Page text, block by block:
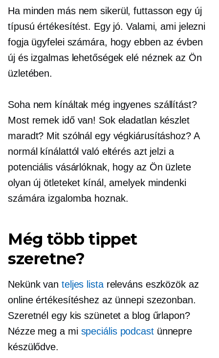
Ha minden más nem sikerül, futtasson egy új
típusú értékesítést. Egy jó. Valami, ami jelezni
fogja ügyfelei számára, hogy ebben az évben
új és izgalmas lehetőségek elé néznek az Ön
üzletében.
Soha nem kínáltak még ingyenes szállítást?
Most remek idő van! Sok eladatlan készlet
maradt? Mit szólnál egy végkiárusításhoz? A
normál kínálattól való eltérés azt jelzi a
potenciális vásárlóknak, hogy az Ön üzlete
olyan új ötleteket kínál, amelyek mindenki
számára izgalomba hoznak.
Még több tippet
szeretne?
Nekünk van teljes listareleváns eszközök az
online értékesítéshez az ünnepi szezonban.
Szeretnél egy kis szünetet a blog űrlapon?
Nézze meg a mi speciális podcastünnepre
készülődve.